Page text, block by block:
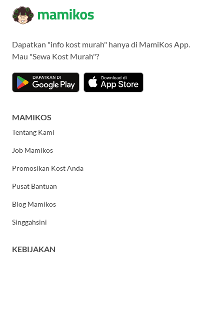
Dapatkan "info kost murah" hanya di MamiKos App.
Mau "Sewa Kost Murah"?
MAMIKOS
Tentang Kami
Job Mamikos
Promosikan Kost Anda
Pusat Bantuan
Blog Mamikos
Singgahsini
KEBIJAKAN